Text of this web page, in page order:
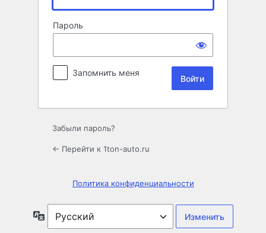
Пароль
Запомнить меня
Забыли пароль?
← Перейти к 1ton-auto.ru
Политика конфиденциальности
Язык